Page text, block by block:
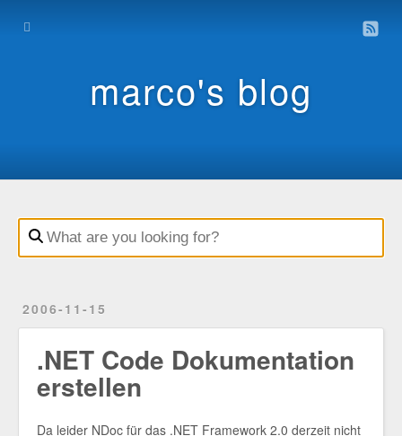
marco's blog
2006-11-15
.NET Code Dokumentation
erstellen
Da leider NDoc für das .NET Framework 2.0 derzeit nicht
Home